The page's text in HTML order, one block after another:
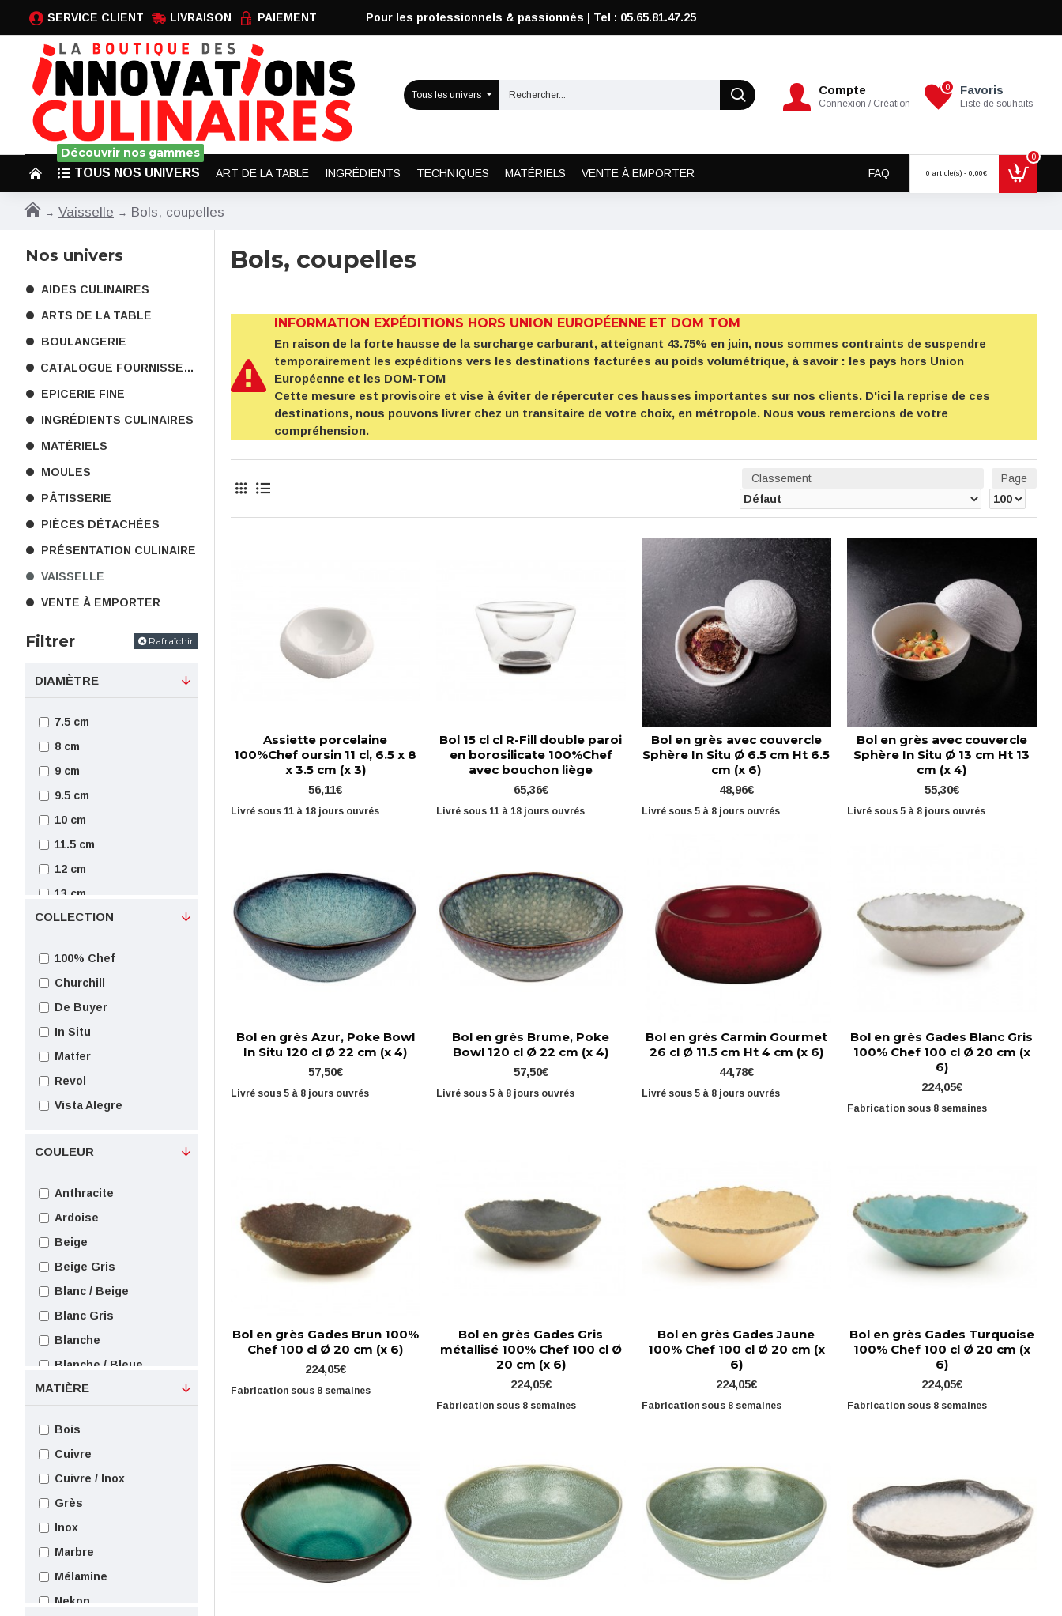
SERVICE CLIENT LIVRAISON PAIEMENT Pour les professionnels & passionnés | Tel : 05.65.81.47.25
Tous les univers Compte
Connexion / Création
Favoris
Liste de souhaits
0
TOUS NOS UNIVERS
Découvrir nos gammes
ART DE LA TABLE INGRÉDIENTS TECHNIQUES MATÉRIELS VENTE À EMPORTER FAQ 0 article(s) - 0,00€
0
Vaisselle Bols, coupelles
Nos univers
AIDES CULINAIRES
ARTS DE LA TABLE
BOULANGERIE
CATALOGUE FOURNISSEURS
EPICERIE FINE
INGRÉDIENTS CULINAIRES
MATÉRIELS
MOULES
PÂTISSERIE
PIÈCES DÉTACHÉES
PRÉSENTATION CULINAIRE
VAISSELLE
VENTE À EMPORTER
Filtrer Rafraîchir
DIAMÈTRE
7.5 cm
8 cm
9 cm
9.5 cm
10 cm
11.5 cm
12 cm
13 cm
13.6 cm
15 cm
16 cm
17 cm
18 cm
19 cm
20 cm
21 cm
27 cm
34 cm
COLLECTION
100% Chef
Churchill
De Buyer
In Situ
Matfer
Revol
Vista Alegre
COULEUR
Anthracite
Ardoise
Beige
Beige Gris
Blanc / Beige
Blanc Gris
Blanche
Blanche / Bleue
Blanche / Grise
Blanche / Verte
Bleu / Noir
Bleu / vert
Bleue
Gris
Grise
Jaune
MATIÈRE
Bois
Cuivre
Cuivre / Inox
Grès
Inox
Marbre
Mélamine
Nekon
Bols, coupelles
INFORMATION EXPÉDITIONS HORS UNION EUROPÉENNE ET DOM TOM
En raison de la forte hausse de la surcharge carburant, atteignant 43.75% en juin, nous sommes contraints de suspendre
temporairement les expéditions vers les destinations facturées au poids volumétrique, à savoir : les pays hors Union
Européenne et les DOM-TOM
Cette mesure est provisoire et vise à éviter de répercuter ces hausses importantes sur nos clients. D'ici la reprise de ces
destinations, nous pouvons livrer chez un transitaire de votre choix, en métropole. Nous vous remercions de votre
compréhension.
Classement Page
Assiette porcelaine
100%Chef oursin 11 cl, 6.5 x 8
x 3.5 cm (x 3)
56,11€
Livré sous 11 à 18 jours ouvrés
Bol 15 cl cl R-Fill double paroi
en borosilicate 100%Chef
avec bouchon liège
65,36€
Livré sous 11 à 18 jours ouvrés
Bol en grès avec couvercle
Sphère In Situ Ø 6.5 cm Ht 6.5
cm (x 6)
48,96€
Livré sous 5 à 8 jours ouvrés
Bol en grès avec couvercle
Sphère In Situ Ø 13 cm Ht 13
cm (x 4)
55,30€
Livré sous 5 à 8 jours ouvrés
Bol en grès Azur, Poke Bowl
In Situ 120 cl Ø 22 cm (x 4)
57,50€
Livré sous 5 à 8 jours ouvrés
Bol en grès Brume, Poke
Bowl 120 cl Ø 22 cm (x 4)
57,50€
Livré sous 5 à 8 jours ouvrés
Bol en grès Carmin Gourmet
26 cl Ø 11.5 cm Ht 4 cm (x 6)
44,78€
Livré sous 5 à 8 jours ouvrés
Bol en grès Gades Blanc Gris
100% Chef 100 cl Ø 20 cm (x
6)
224,05€
Fabrication sous 8 semaines
Bol en grès Gades Brun 100%
Chef 100 cl Ø 20 cm (x 6)
224,05€
Fabrication sous 8 semaines
Bol en grès Gades Gris
métallisé 100% Chef 100 cl Ø
20 cm (x 6)
224,05€
Fabrication sous 8 semaines
Bol en grès Gades Jaune
100% Chef 100 cl Ø 20 cm (x
6)
224,05€
Fabrication sous 8 semaines
Bol en grès Gades Turquoise
100% Chef 100 cl Ø 20 cm (x
6)
224,05€
Fabrication sous 8 semaines